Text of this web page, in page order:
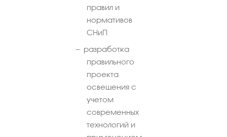
правил и
нормативов
СНиП
разработка
правильного
проекта
освещения с
учетом
современных
технологий и